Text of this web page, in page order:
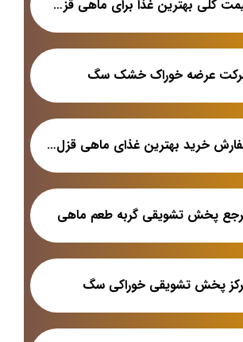
قیمت کلی بهترین غذا برای ماهی قزل آلا
عرضه خوراک خشک سگ
سفارش خرید بهترین غذای ماهی قزل آلا
پخش تشویقی گربه طعم ماهی
پخش تشویقی خوراکی سگ